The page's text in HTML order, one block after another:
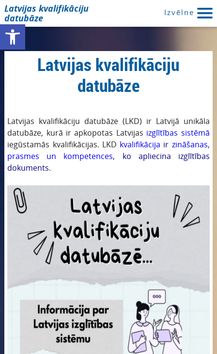
Open toolbar
Latvijas kvalifikāciju
datubāze
Izvēlne
Latvijas kvalifikāciju
datubāze
Latvijas kvalifikāciju datubāze (LKD) ir Latvijā unikāla
datubāze, kurā ir apkopotas Latvijas izglītības sistēmā
iegūstamās kvalifikācijas. LKD kvalifikācija ir zināšanas,
prasmes un kompetences, ko apliecina izglītības
dokuments.